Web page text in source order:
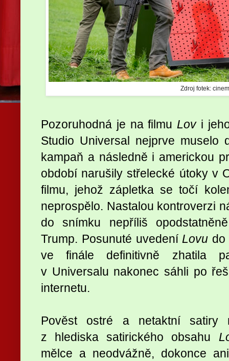
Zdroj fotek:
Pozoruhodná je na filmuLovi
Studio Universal nejprve muselo
kampaň a následně i americkou
období narušily střelecké útoky v
filmu, jehož zápletka se točí
neprospělo. Nastalou kontroverzi
do snímku nepříliš
Trump. Posunuté uvedeníLovu do
ve finále definitivně zhatila
v Universalu nakonec sáhli po
internetu.
Pověst ostré a netaktní satiry
z hlediska satirického obsahu
mělce a neodvážně, dokonce